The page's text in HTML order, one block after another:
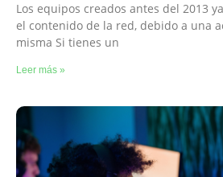
Los equipos creados antes del 2013
el contenido de la red, debido a una
misma Si tienes un
Leer más »